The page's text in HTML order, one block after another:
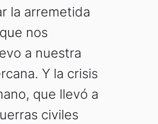
la arremetida
nos
a nuestra
Y la crisis
que llevó a
civiles